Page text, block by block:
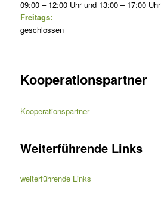
09:00 – 12:00 Uhr und 13:00 – 17:00 Uhr
Freitags:
geschlossen
Kooperationspartner
Kooperationspartner
Weiterführende Links
weiterführende Links